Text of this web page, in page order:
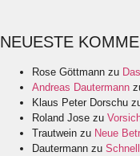
NEUESTE
Rose Göttmann zu
Andreas Dautermann
Klaus Peter Dorschu
Roland Jose zu
Trautwein zu Neue
Dautermann zu